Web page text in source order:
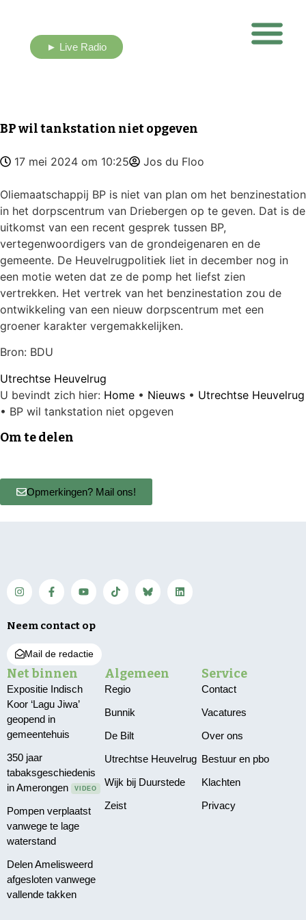
► Live Radio
BP wil tankstation niet opgeven
17 mei 2024 om 10:25 Jos du Floo
Oliemaatschappij BP is niet van plan om het benzinestation
in het dorpscentrum van Driebergen op te geven. Dat is de
uitkomst van een recent gesprek tussen BP,
vertegenwoordigers van de grondeigenaren en de
gemeente. De Heuvelrugpolitiek liet in december nog in
een motie weten dat ze de pomp het liefst zien
vertrekken. Het vertrek van het benzinestation zou de
ontwikkeling van een nieuw dorpscentrum met een
groener karakter vergemakkelijken.
Bron: BDU
Utrechtse Heuvelrug
U bevindt zich hier: Home • Nieuws • Utrechtse Heuvelrug
• BP wil tankstation niet opgeven
Om te delen
Opmerkingen? Mail ons!
Neem contact op
Mail de redactie
Net binnen
Expositie Indisch
Koor ‘Lagu Jiwa’
geopend in
gemeentehuis
350 jaar
tabaksgeschiedenis
in Amerongen
VIDEO
Pompen verplaatst
vanwege te lage
waterstand
Delen Amelisweerd
afgesloten vanwege
vallende takken
Algemeen
Regio
Bunnik
De Bilt
Utrechtse Heuvelrug
Wijk bij Duurstede
Zeist
Service
Contact
Vacatures
Over ons
Bestuur en pbo
Klachten
Privacy